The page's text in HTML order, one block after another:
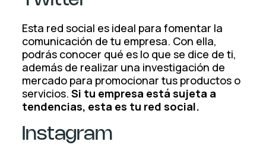
Esta red social es ideal para fomentar la
comunicación de tu empresa. Con ella,
podrás conocer qué es lo que se dice de ti,
además de realizar una investigación de
mercado para promocionar tus productos o
servicios.Si tu empresa está sujeta a
tendencias, esta es tu red social.
Instagram